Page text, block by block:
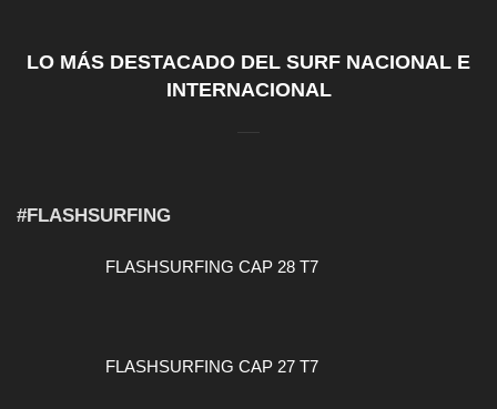
LO MÁS DESTACADO DEL SURF NACIONAL E
INTERNACIONAL
#FLASHSURFING
FLASHSURFING CAP 28 T7
FLASHSURFING CAP 27 T7